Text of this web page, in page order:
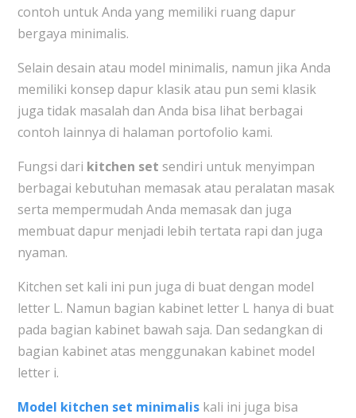
contoh untuk Anda yang memiliki ruang dapur
bergaya minimalis.
Selain desain atau model minimalis, namun jika Anda
memiliki konsep dapur klasik atau pun semi klasik
juga tidak masalah dan Anda bisa lihat berbagai
contoh lainnya di halaman portofolio kami.
Fungsi dari kitchen set sendiri untuk menyimpan
berbagai kebutuhan memasak atau peralatan masak
serta mempermudah Anda memasak dan juga
membuat dapur menjadi lebih tertata rapi dan juga
nyaman.
Kitchen set kali ini pun juga di buat dengan model
letter L. Namun bagian kabinet letter L hanya di buat
pada bagian kabinet bawah saja. Dan sedangkan di
bagian kabinet atas menggunakan kabinet model
letter i.
Model kitchen set minimaliskali ini juga bisa